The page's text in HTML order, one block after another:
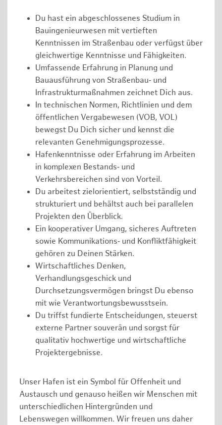
Du hast ein abgeschlossenes Studium in
Bauingenieurwesen mit vertieften
Kenntnissen im Straßenbau oder verfügst über
gleichwertige Kenntnisse und Fähigkeiten.
Umfassende Erfahrung in Planung und
Bauausführung von Straßenbau‑ und
Infrastrukturmaßnahmen zeichnet Dich aus.
In technischen Normen, Richtlinien und dem
öffentlichen Vergabewesen (VOB, VOL)
bewegst Du Dich sicher und kennst die
relevanten Genehmigungsprozesse.
Hafenkenntnisse oder Erfahrung im Arbeiten
in komplexen Bestands‑ und
Verkehrsbereichen sind von Vorteil.
Du arbeitest zielorientiert, selbstständig und
strukturiert und behältst auch bei parallelen
Projekten den Überblick.
Ein kooperativer Umgang, sicheres Auftreten
sowie Kommunikations‑ und Konfliktfähigkeit
gehören zu Deinen Stärken.
Wirtschaftliches Denken,
Verhandlungsgeschick und
Durchsetzungsvermögen bringst Du ebenso
mit wie Verantwortungsbewusstsein.
Du triffst fundierte Entscheidungen, steuerst
externe Partner souverän und sorgst für
qualitativ hochwertige und wirtschaftliche
Projektergebnisse.
Unser Hafen ist ein Symbol für Offenheit und
Austausch und genauso heißen wir Menschen mit
unterschiedlichen Hintergründen und
Lebenswegen willkommen. Wir freuen uns daher